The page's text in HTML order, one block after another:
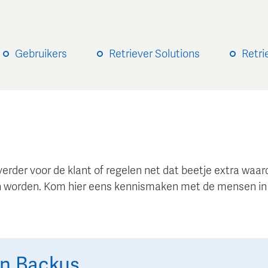
Gebruikers Retriever Solutions
voor de klant of regelen net dat beetje extra
Kom hier eens kennismaken met de mensen